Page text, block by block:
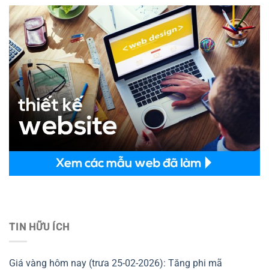
TIN HỮU ÍCH
Giá vàng hôm nay (trưa 25-02-2026): Tăng phi mã